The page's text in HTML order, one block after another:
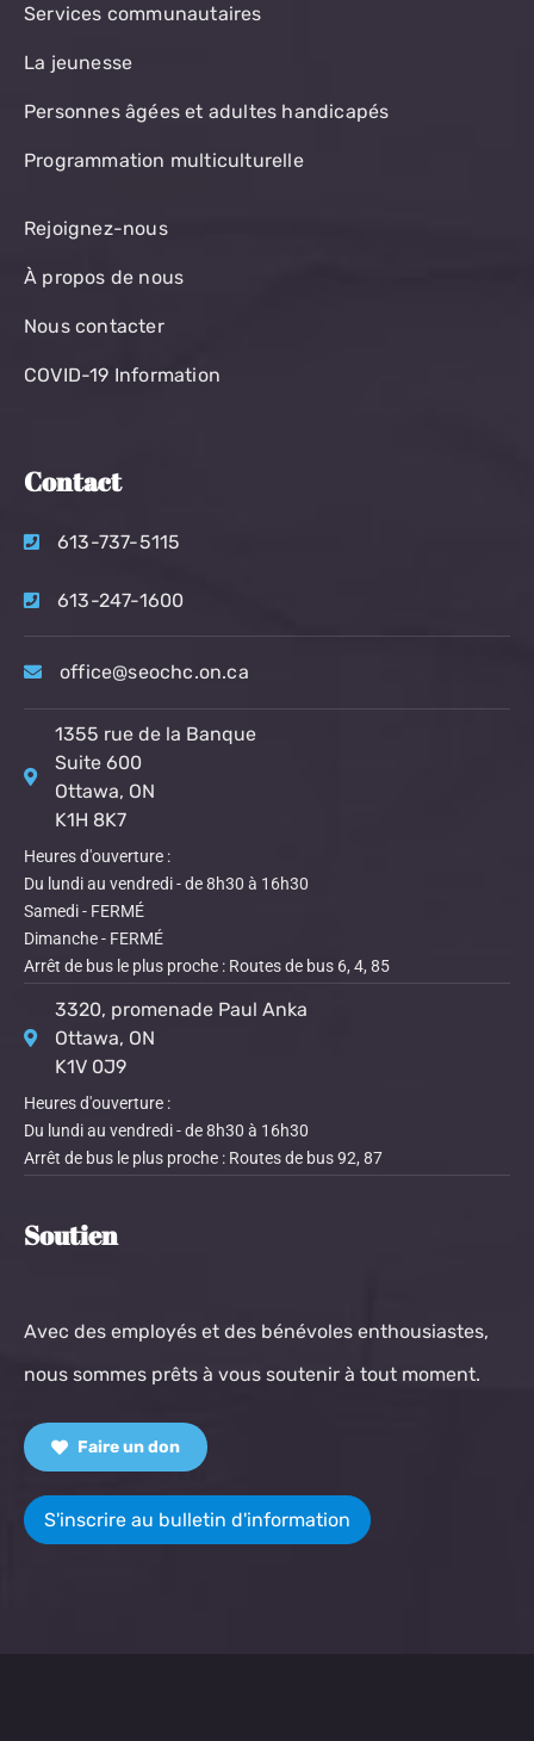
Services communautaires
La jeunesse
Personnes âgées et adultes handicapés
Programmation multiculturelle
Rejoignez-nous
À propos de nous
Nous contacter
COVID-19 Information
Contact
613-737-5115
613-247-1600
office@seochc.on.ca
1355 rue de la Banque
Suite 600
Ottawa, ON
K1H 8K7
Heures d'ouverture :
Du lundi au vendredi - de 8h30 à 16h30
Samedi - FERMÉ
Dimanche - FERMÉ
Arrêt de bus le plus proche : Routes de bus 6, 4, 85
3320, promenade Paul Anka
Ottawa, ON
K1V 0J9
Heures d'ouverture :
Du lundi au vendredi - de 8h30 à 16h30
Arrêt de bus le plus proche : Routes de bus 92, 87
Soutien
Avec des employés et des bénévoles enthousiastes,
nous sommes prêts à vous soutenir à tout moment.
Faire un don
S'inscrire au bulletin d'information